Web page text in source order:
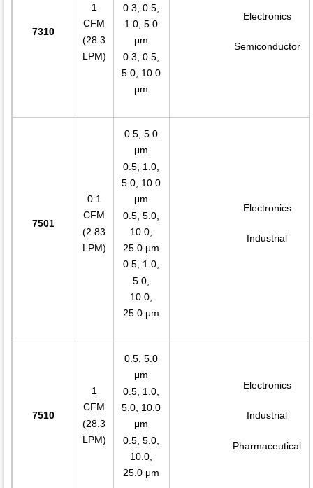
7310
1
CFM
(28.3
LPM)
0.3, 0.5,
1.0, 5.0
μm
0.3, 0.5,
5.0, 10.0
μm
Electronics
Semiconductor
7501
0.1
CFM
(2.83
LPM)
0.5, 5.0
μm
0.5, 1.0,
5.0, 10.0
μm
0.5, 5.0,
10.0,
25.0 μm
0.5, 1.0,
5.0,
10.0,
25.0 μm
Electronics
Industrial
7510
1
CFM
(28.3
LPM)
0.5, 5.0
μm
0.5, 1.0,
5.0, 10.0
μm
0.5, 5.0,
10.0,
25.0 μm
Electronics
Industrial
Pharmaceutical